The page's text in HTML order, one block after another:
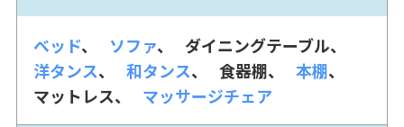
ベッド ソファ
ダイニングテーブル
洋タンス
和タンス 食器棚
本棚
マットレス
マッサージチェア